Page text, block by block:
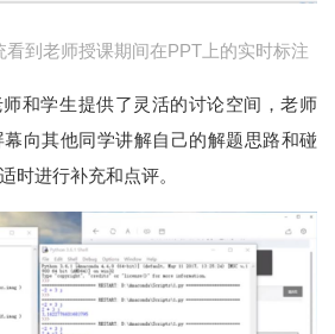
到老师授课期间在PPT上的实时标注
和学生提供了灵活的讨论空间，老师
向其他同学讲解自己的解题思路和碰
时进行补充和点评。